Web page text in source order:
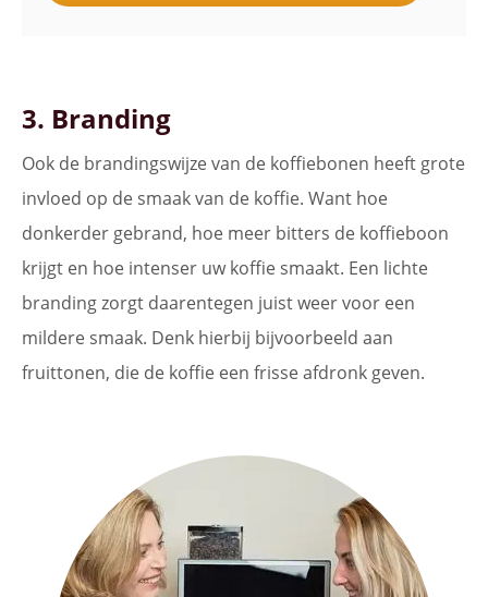
3. Branding
Ook de brandingswijze van de koffiebonen heeft grote
invloed op de smaak van de koffie. Want hoe
donkerder gebrand, hoe meer bitters de koffieboon
krijgt en hoe intenser uw koffie smaakt. Een lichte
branding zorgt daarentegen juist weer voor een
mildere smaak. Denk hierbij bijvoorbeeld aan
fruittonen, die de koffie een frisse afdronk geven.